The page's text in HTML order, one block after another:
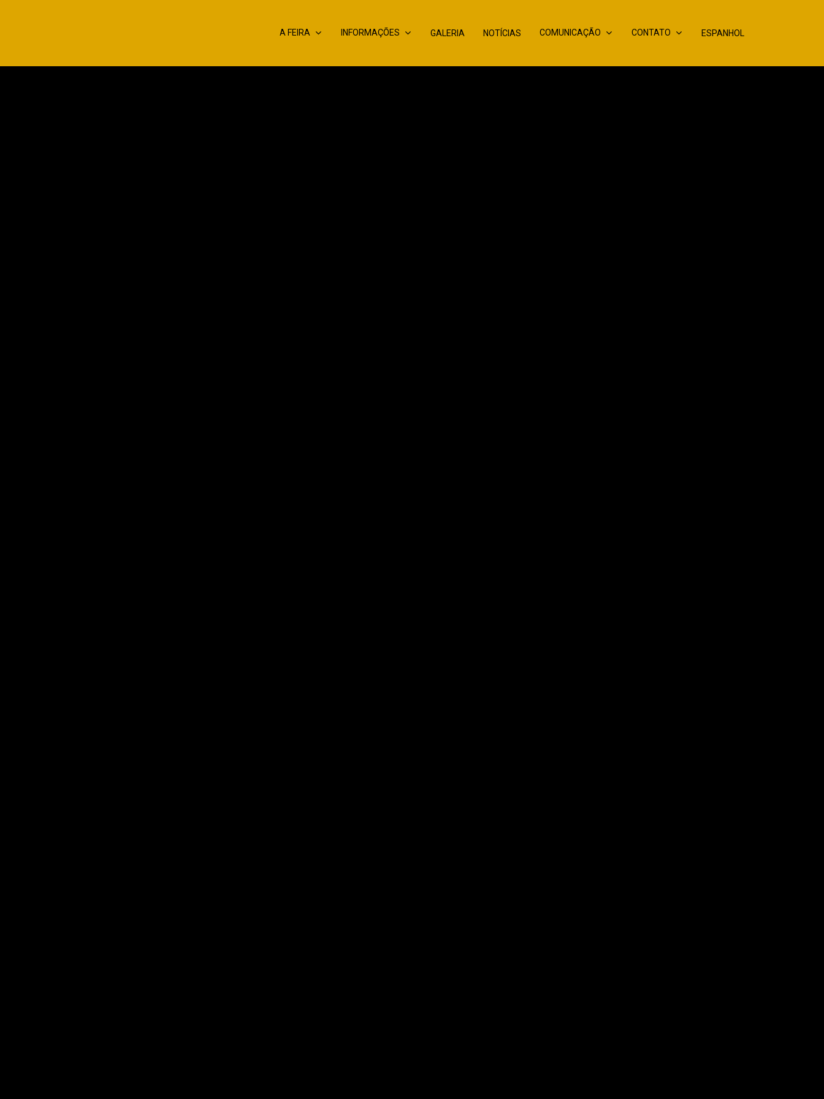
A FEIRA INFORMAÇÕES GALERIA NOTÍCIAS COMUNICAÇÃO CONTATO ESPANHOL